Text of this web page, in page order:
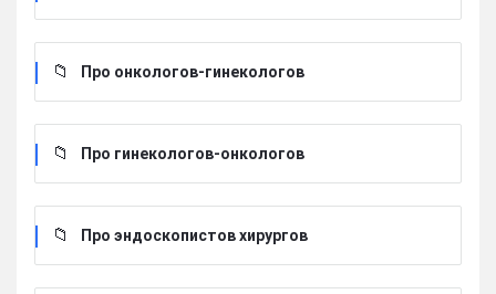
Про онкологов-гинекологов
Про гинекологов-онкологов
Про эндоскопистов хирургов